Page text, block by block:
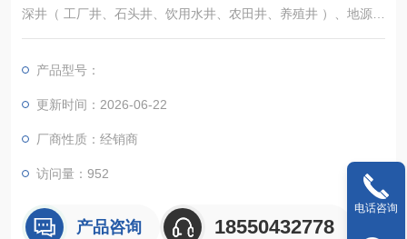
深井（ 工厂井、石头井、饮用水井、农田井、养殖井 ）、地源热
泵井、水源热泵井，工程降水（ 基坑降水、管道降水、河道降
产品型号：
更新时间：2026-06-22
厂商性质：经销商
访问量：952
产品咨询 18550432778
电话咨询